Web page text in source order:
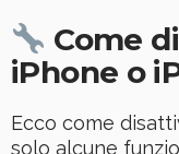
Come
iPhone o
Ecco come
solo alcune